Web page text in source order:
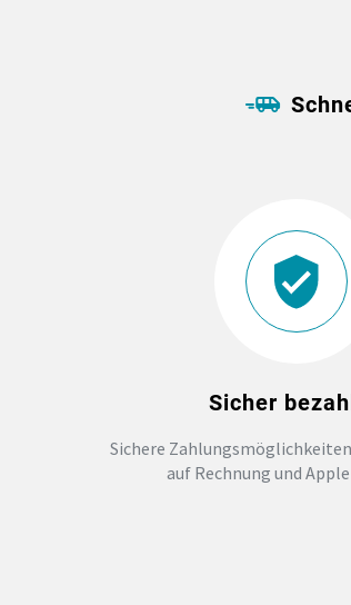
Sicher
Sichere
auf Rechnung und Apple